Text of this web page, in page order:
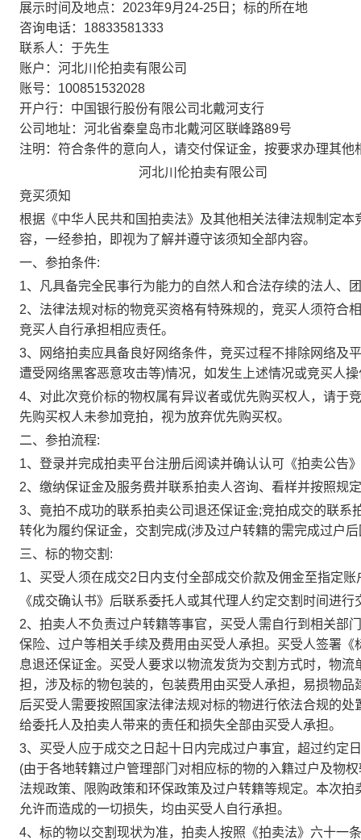
展示时间及地点：2023年9月24-25日；标的所在地
咨询电话：18833581333
联系人：于先生
账户：河北川伦拍卖有限公司
账号：100851532028
开户行：中国银行股份有限公司北戴河支行
公司地址：河北省秦皇岛市北戴河区联峰路89号
注明：符合条件的意向人，请交付保证金，按要求办理其
河北川伦拍卖有限公司
竞买须知
根据《中华人民共和国拍卖法》及其他相关法律法规制定
容，一经参拍，即视为了解并遵守该须知全部内容。
一、参拍条件:
1、凡具备完全民事行为能力的自然人和合法存续的法人、
2、法律法规对标的物竞买资格有特殊规的，竞买人须符合
竞买人自行承担相应责任。
3、网络拍卖应具备良好网络条件，竞买过程不排除网络及
遭受网络黑客恶意攻击等)情况，如发生上述情况或竞买人
4、对此次竞价标的物权属有异议者或优先购买权人，请于
先购买权人未参加竞拍，视为放弃优先购买权。
二、参拍流程:
1、登录并完成拍卖平台注册后阅读并确认认可《拍卖公告
2、缴纳保证金及服务费并联系拍卖人咨询、看样并按照规
3、竟拍不成功的联系拍卖公司退还保证金;竞拍成交的联
转化为履约保证金，交割完成(涉及过户转籍的需完成过户
三、标的物交割:
1、买受人须在成交2日内支付全部成交价款及佣金至指定
《成交确认书》后联系委托人或其代理人约定交割时间进
2、拍卖人不负责过户转籍等事官，买受人需自行到相关部
保险、过户等相关手续及费用由买受人承担。买受人签署
息退还保证金。买受人要求以物流发货为交割方式时，物
担，涉及标的物包装的，包装费用由买受人承担，易损物
后买受人需要按照国家法律法规对标的物进行依法合规的
给委托人及拍卖人带来的责任和损失全部由买受人承担。
3、买受人应于成交之日起十日内完成过户事宜，超过约定
(由于各地转籍过户管理部门对相应标的物的入籍过户及物
法规政策、限购政策和环保政策及过户转籍等规定。本次
允许而造成的一切损失，均由买受人自行承担。
4、标的物以交割现状为准，拍卖人按照《拍卖法》六十一